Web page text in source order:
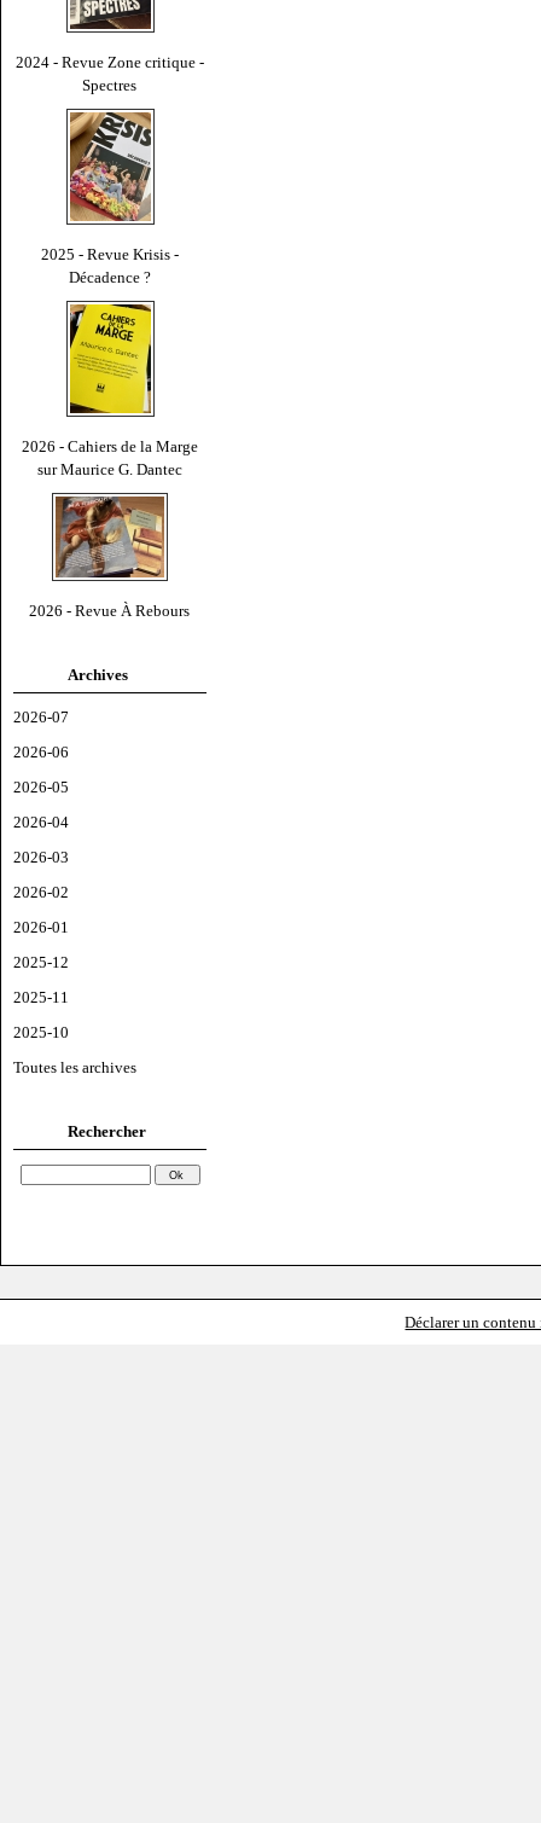
2024 - Revue Zone critique -
Spectres
2025 - Revue Krisis -
Décadence ?
2026 - Cahiers de la Marge
sur Maurice G. Dantec
2026 - Revue À Rebours
Archives
2026-07
2026-06
2026-05
2026-04
2026-03
2026-02
2026-01
2025-12
2025-11
2025-10
Toutes les archives
Rechercher
Déclarer un